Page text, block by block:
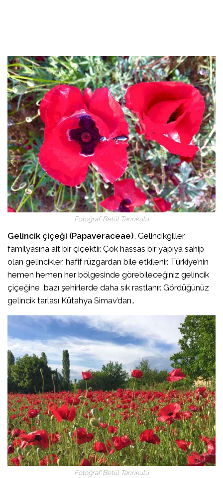
Fotoğraf: Betül Tanrıkulu
Gelincik çiçeği (Papaveraceae), Gelincikgiller
familyasına ait bir çiçektir. Çok hassas bir yapıya sahip
olan gelincikler, hafif rüzgardan bile etkilenir. Türkiye’nin
hemen hemen her bölgesinde görebileceğiniz gelincik
çiçeğine, bazı şehirlerde daha sık rastlanır. Gördüğünüz
gelincik tarlası Kütahya Simav’dan..
Fotoğraf: Betül Tanrıkulu